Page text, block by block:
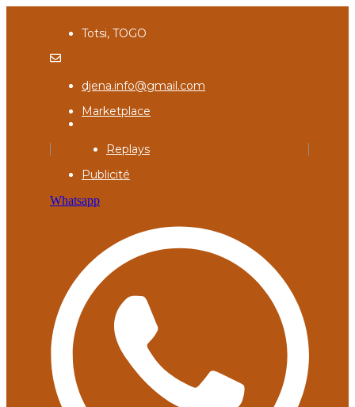
Totsi, TOGO
djena.info@gmail.com
Marketplace
Replays
Publicité
Whatsapp